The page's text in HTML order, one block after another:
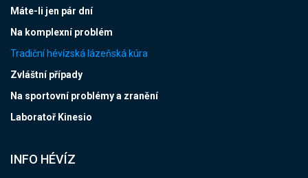
Máte-li jen pár dní
Na komplexní problém
Tradiční hévízská lázeňská kúra
Zvláštní případy
Na sportovní problémy a zranění
Laboratoř Kinesio
INFO HÉVÍZ